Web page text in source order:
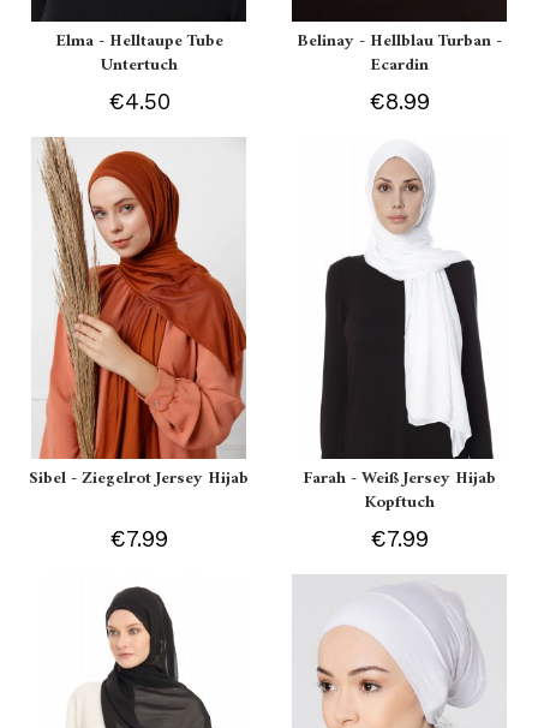
Elma - Helltaupe Tube
Untertuch
€4.50
Belinay - Hellblau Turban -
Ecardin
€8.99
Sibel - Ziegelrot Jersey Hijab
€7.99
Farah - Weiß Jersey Hijab
Kopftuch
€7.99